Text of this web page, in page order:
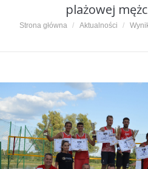
plażowej
Jesteś tutaj:
Strona główna Aktualności